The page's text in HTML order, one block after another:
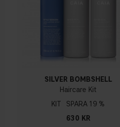
SILVER BOMBSHELL
Haircare Kit
KIT
19 %
630 KR